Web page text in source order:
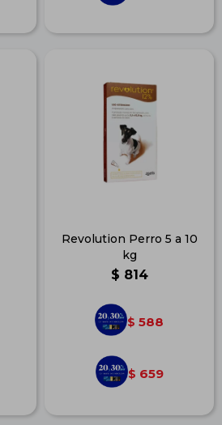
Revolution Perro 5 a 10
kg
$ 814
$ 588
$ 659